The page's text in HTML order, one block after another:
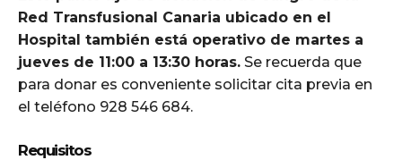
Red Transfusional Canaria ubicado en el
Hospital también está operativo de martes a
jueves de 11:00 a 13:30 horas. Se recuerda que
para donar es conveniente solicitar cita previa en
el teléfono 928 546 684.
Requisitos